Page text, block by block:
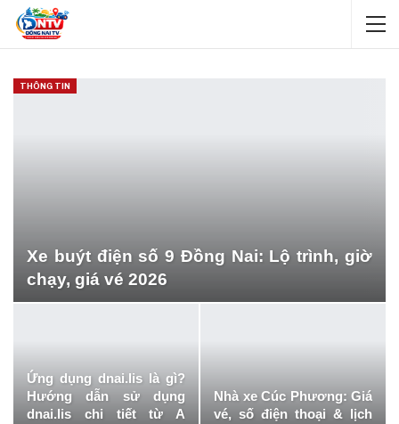
THÔNG TIN
Xe buýt điện số 9 Đồng Nai: Lộ trình, giờ
chạy, giá vé 2026
Ứng dụng dnai.lis là gì?
Hướng dẫn sử dụng
dnai.lis chi tiết từ A
Nhà xe Cúc Phương: Giá
vé, số điện thoại & lịch